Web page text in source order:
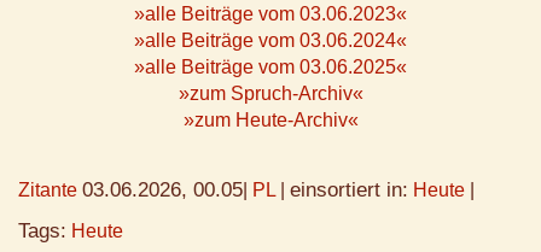
»alle Beiträge vom 03.06.2023«
»alle Beiträge vom 03.06.2024«
»alle Beiträge vom 03.06.2025«
»zum Spruch-Archiv«
»zum Heute-Archiv«
Zitante 03.06.2026, 00.05 PL einsortiert in: Heute
Tags: Heute